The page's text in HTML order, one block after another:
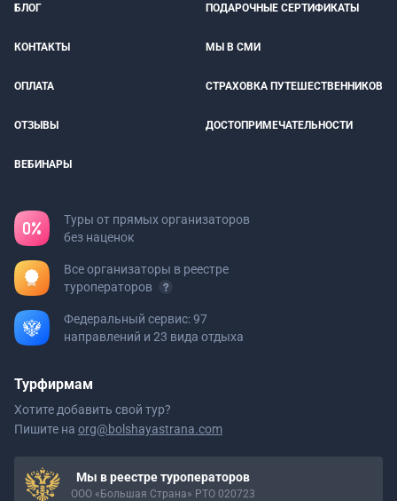
БЛОГ ПОДАРОЧНЫЕ СЕРТИФИКАТЫ
КОНТАКТЫ МЫ В СМИ
ОПЛАТА СТРАХОВКА ПУТЕШЕСТВЕННИКОВ
ОТЗЫВЫ ДОСТОПРИМЕЧАТЕЛЬНОСТИ
ВЕБИНАРЫ
Туры от прямых организаторов
без наценок
Все организаторы в реестре
туроператоров
Федеральный сервис: 97
направлений и 23 вида отдыха
Турфирмам
Хотите добавить свой тур?
Пишите на org@bolshayastrana.com
Мы в реестре туроператоров
ООО «Большая Страна» РТО 020723